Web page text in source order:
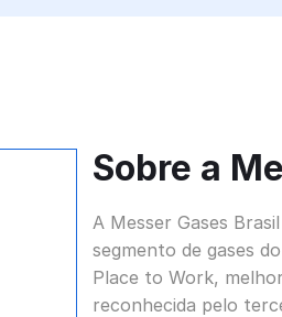
Sobre a
A Messer Gases
segmento de gases
Place to Work,
reconhecida pelo